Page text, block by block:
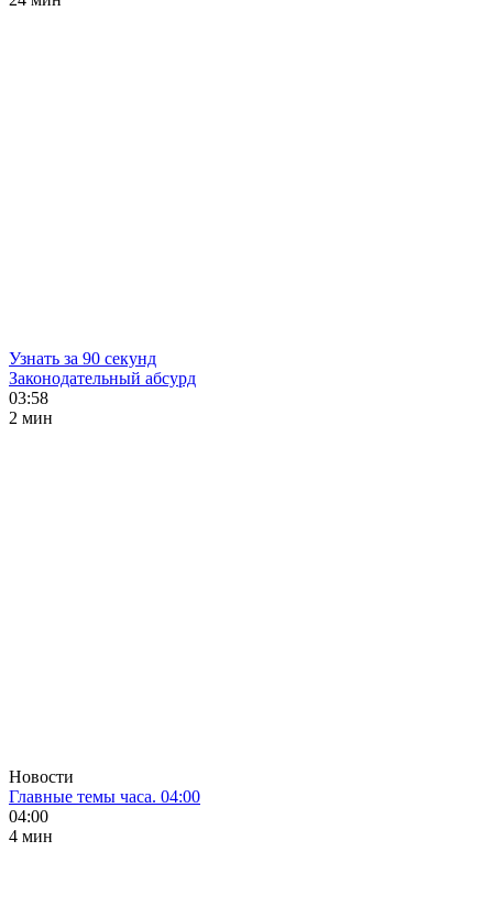
Узнать за 90 секунд
Законодательный абсурд
03:58
2 мин
Новости
Главные темы часа. 04:00
04:00
4 мин